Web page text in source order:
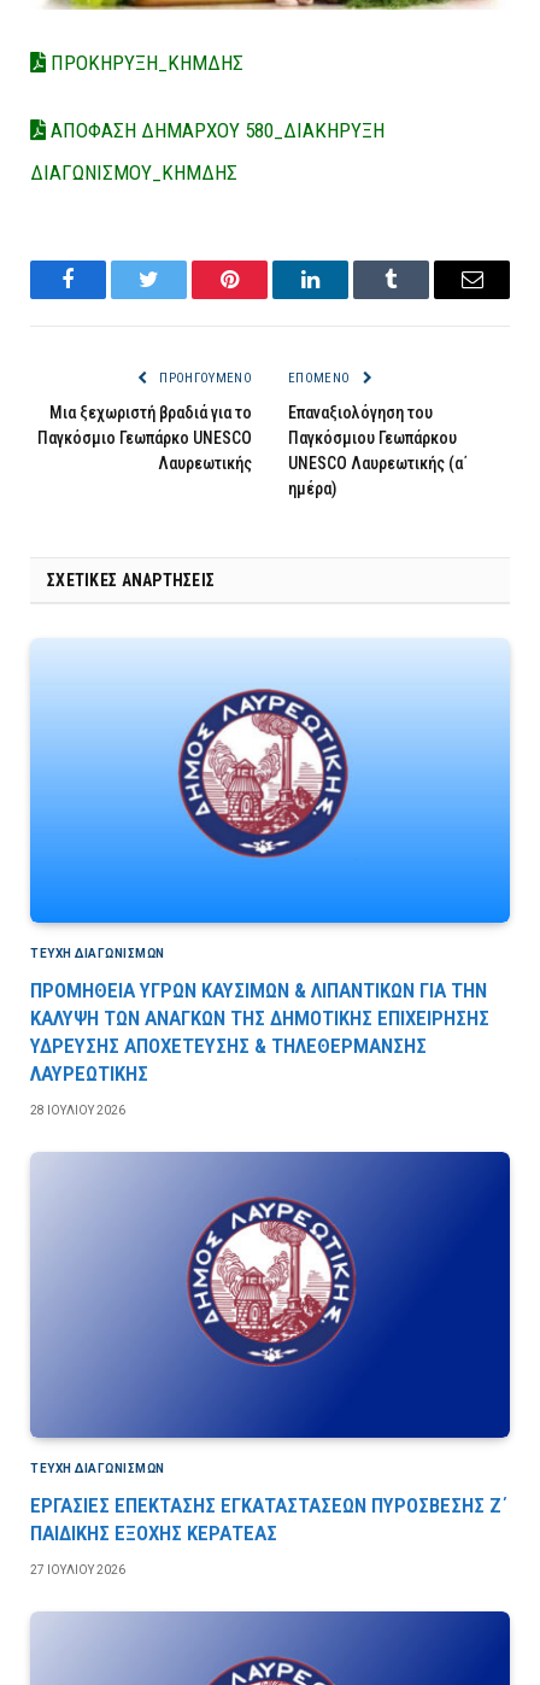
ΠΡΟΚΗΡΥΞΗ_ΚΗΜΔΗΣ
ΑΠΟΦΑΣΗ ΔΗΜΑΡΧΟΥ 580_ΔΙΑΚΗΡΥΞΗ
ΔΙΑΓΩΝΙΣΜΟΥ_ΚΗΜΔΗΣ
FacebookTwitter Pinterest LinkedInTumblr Email
ΠΡΟΗΓΟΎΜΕΝΟ
Μια ξεχωριστή βραδιά για το
Παγκόσμιο Γεωπάρκο UNESCO
Λαυρεωτικής
ΕΠΌΜΕΝΟ
Επαναξιολόγηση του
Παγκόσμιου Γεωπάρκου
UNESCO Λαυρεωτικής (α΄
ημέρα)
ΣΧΕΤΙΚΈΣ ΑΝΑΡΤΉΣΕΙΣ
ΤΕΎΧΗ ΔΙΑΓΩΝΙΣΜΏΝ
ΠΡΟΜΗΘΕΙΑ ΥΓΡΩΝ ΚΑΥΣΙΜΩΝ & ΛΙΠΑΝΤΙΚΩΝ ΓΙΑ ΤΗΝ
ΚΑΛΥΨΗ ΤΩΝ ΑΝΑΓΚΩΝ ΤΗΣ ΔΗΜΟΤΙΚΗΣ ΕΠΙΧΕΙΡΗΣΗΣ
ΥΔΡΕΥΣΗΣ ΑΠΟΧΕΤΕΥΣΗΣ & ΤΗΛΕΘΕΡΜΑΝΣΗΣ
ΛΑΥΡΕΩΤΙΚΗΣ
28 ΙΟΥΛΊΟΥ 2026
ΤΕΎΧΗ ΔΙΑΓΩΝΙΣΜΏΝ
ΕΡΓΑΣΙΕΣ ΕΠΕΚΤΑΣΗΣ ΕΓΚΑΤΑΣΤΑΣΕΩΝ ΠΥΡΟΣΒΕΣΗΣ Ζ΄
ΠΑΙΔΙΚΗΣ ΕΞΟΧΗΣ ΚΕΡΑΤΕΑΣ
27 ΙΟΥΛΊΟΥ 2026